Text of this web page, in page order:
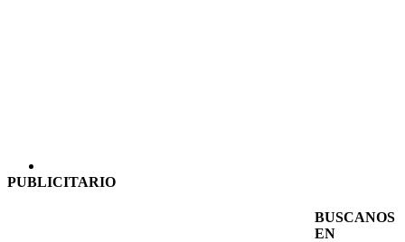
PUBLICITARIO
BUSCANOS
EN